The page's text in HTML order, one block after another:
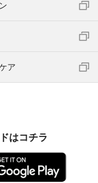
ア
はコチラ